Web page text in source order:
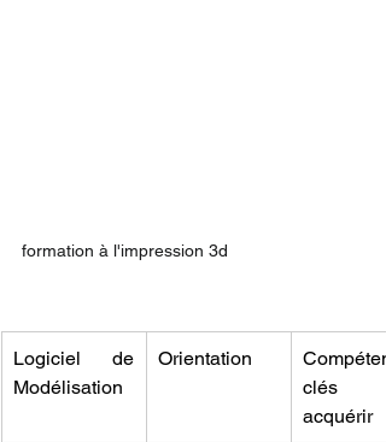
formation à l'impression 3d
Logiciel de
Modélisation
Orientation
clés
acquérir